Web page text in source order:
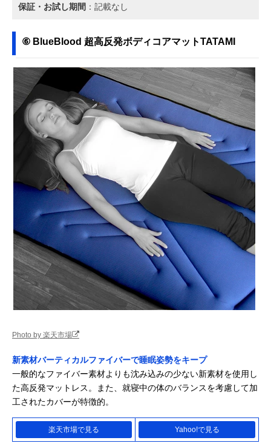
保証・お試し期間 ：記載なし
⑥ BlueBlood 超高反発ボディコアマットTATAMI
Photo by 楽天市場
新素材バーティカルファイバーで睡眠姿勢をキープ
一般的なファイバー素材よりも沈み込みの少ない新素材を使用し
た高反発マットレス。また、就寝中の体のバランスを考慮して加
工されたカバーが特徴的。
楽天市場で見る Yahoo!で見る